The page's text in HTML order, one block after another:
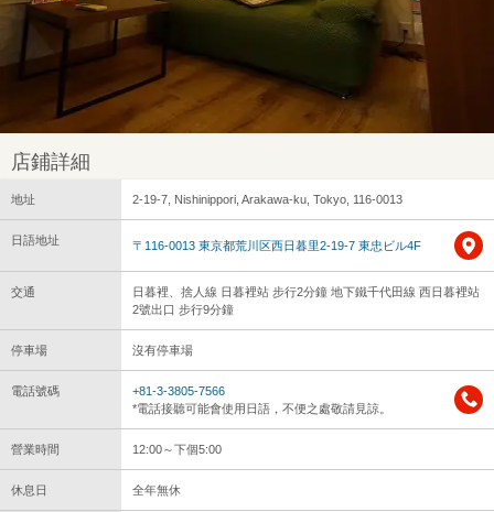
店鋪詳細
地址 2-19-7, Nishinippori, Arakawa-ku, Tokyo, 116-0013
日語地址 〒116-0013 東京都荒川区西日暮里2-19-7 東忠ビル4F
交通
日暮裡、捨人線 日暮裡站 步行2分鐘 地下鐵千代田線 西日暮裡站
2號出口 步行9分鐘
停車場 沒有停車場
電話號碼
+81-3-3805-7566
*電話接聽可能會使用日語，不便之處敬請見諒。
營業時間 12:00～下個5:00
休息日 全年無休